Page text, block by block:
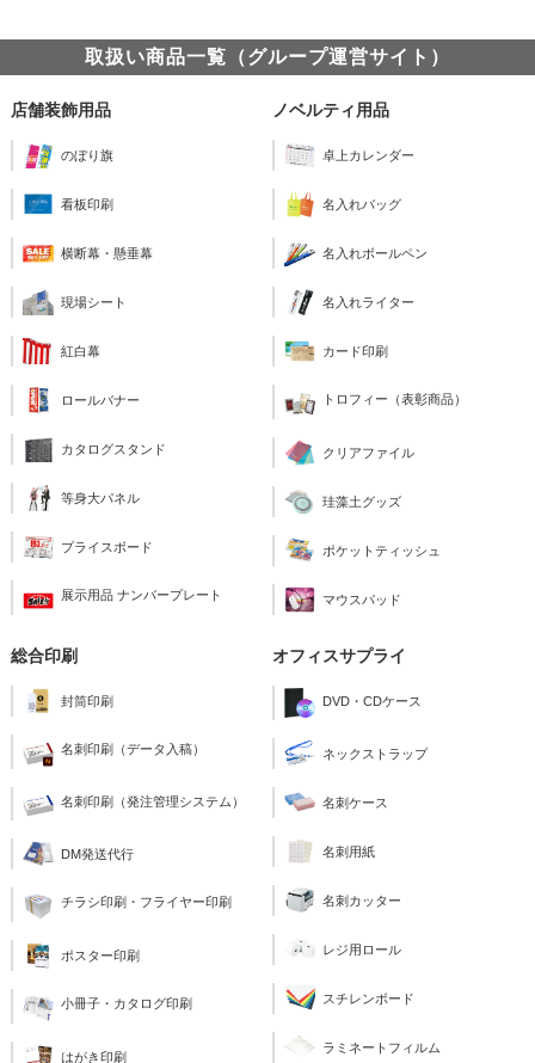
取扱い商品一覧（グループ運営サイト）
店舗装飾用品
のぼり旗
看板印刷
横断幕・懸垂幕
現場シート
紅白幕
ロールバナー
カタログスタンド
等身大パネル
プライスボード
展示用品 ナンバープレート
ノベルティ用品
卓上カレンダー
名入れバッグ
名入れボールペン
名入れライター
カード印刷
トロフィー（表彰商品）
クリアファイル
珪藻土グッズ
ポケットティッシュ
マウスパッド
総合印刷
封筒印刷
名刺印刷（データ入稿）
名刺印刷（発注管理システム）
DM発送代行
チラシ印刷・フライヤー印刷
ポスター印刷
小冊子・カタログ印刷
はがき印刷
オフィスサプライ
DVD・CDケース
ネックストラップ
名刺ケース
名刺用紙
名刺カッター
レジ用ロール
スチレンボード
ラミネートフィルム